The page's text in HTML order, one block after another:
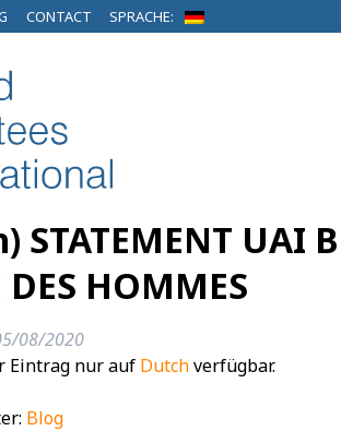
CONTACT SPRACHE:
STATEMENT UAI
DES HOMMES
08/2020
Eintrag nur auf Dutchverfügbar.
Blog